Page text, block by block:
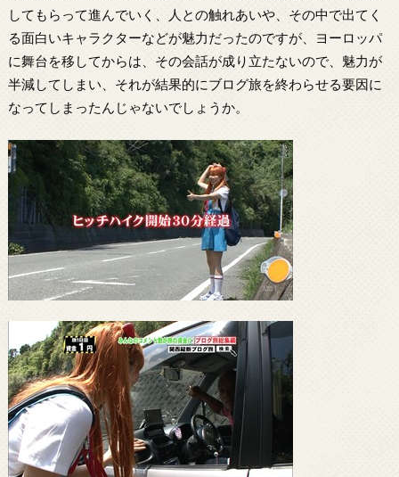
してもらって進んでいく、人との触れあいや、その中で出てく
る面白いキャラクターなどが魅力だったのですが、ヨーロッパ
に舞台を移してからは、その会話が成り立たないので、魅力が
半減してしまい、それが結果的にブログ旅を終わらせる要因に
なってしまったんじゃないでしょうか。